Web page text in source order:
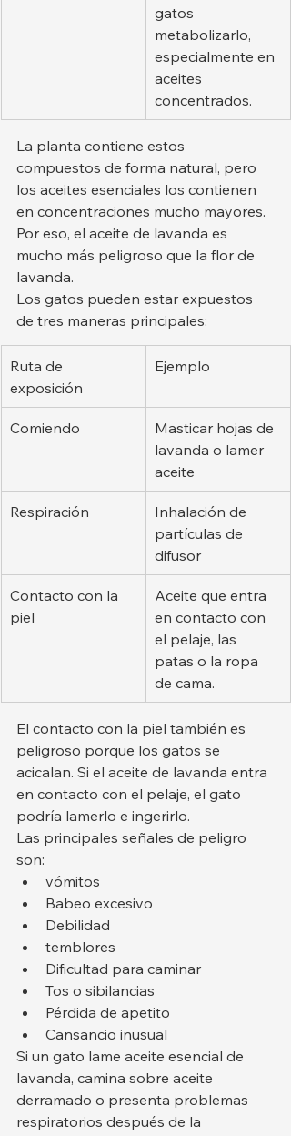
gatos
metabolizarlo,
especialmente en
aceites
concentrados.
La planta contiene estos
compuestos de forma natural, pero
los aceites esenciales los contienen
en concentraciones mucho mayores.
Por eso, el aceite de lavanda es
mucho más peligroso que la flor de
lavanda.
Los gatos pueden estar expuestos
de tres maneras principales:
Ruta de
exposición
Ejemplo
Comiendo
Masticar hojas de
lavanda o lamer
aceite
Respiración
Inhalación de
partículas de
difusor
Contacto con la
piel
Aceite que entra
en contacto con
el pelaje, las
patas o la ropa
de cama.
El contacto con la piel también es
peligroso porque los gatos se
acicalan. Si el aceite de lavanda entra
en contacto con el pelaje, el gato
podría lamerlo e ingerirlo.
Las principales señales de peligro
son:
vómitos
Babeo excesivo
Debilidad
temblores
Dificultad para caminar
Tos o sibilancias
Pérdida de apetito
Cansancio inusual
Si un gato lame aceite esencial de
lavanda, camina sobre aceite
derramado o presenta problemas
respiratorios después de la